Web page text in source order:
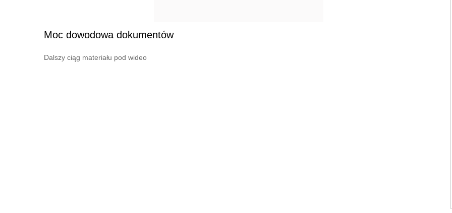
Moc dowodowa dokumentów
Dalszy ciąg materiału pod wideo